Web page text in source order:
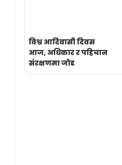
विश्व आदिवासी दिवस
आज, अधिकार र पहिचान
संरक्षणमा जोड